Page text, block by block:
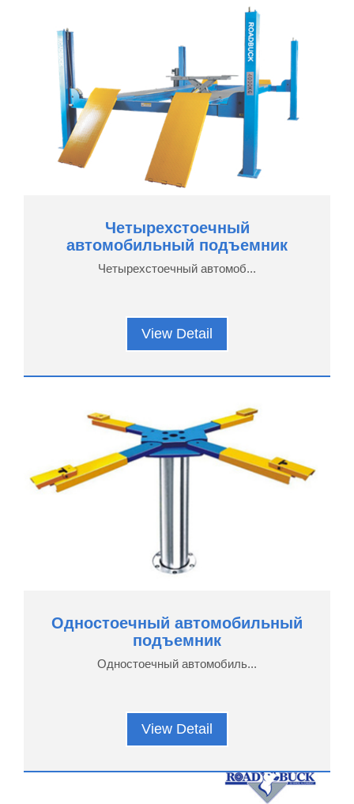
Четырехстоечный
автомобильный подъемник
Четырехстоечный автомоб...
View Detail
Одностоечный автомобильный
подъемник
Одностоечный автомобиль...
View Detail